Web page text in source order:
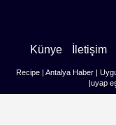
Künye İletişim
Recipe| Antalya Haber|
uyap